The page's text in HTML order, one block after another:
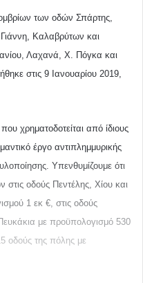
των οδών Σπάρτης,
Καλαβρύτων και
Λαχανά, Χ. Πόγκα και
στις 9 Ιανουαρίου 2019,
που χρηματοδοτείται από ίδιους
έργο αντιπλημμυρικής
Υπενθυμίζουμε ότι
στις οδούς Πεντέλης, Χίου και
1 εκ € , στις οδούς
με προϋπολογισμό 530
οδούς της πόλης με